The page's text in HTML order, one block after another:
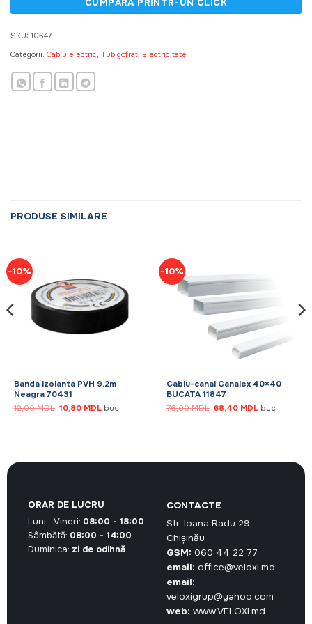
SKU: 10647
Categorii: Cablu electric, Tub gofrat, Electricitate
PRODUSE SIMILARE
-10%
Banda izolanta PVH 9.2m
Neagra 70431
12,00MDL Prețul
inițial
10,80 MDLPrețul
buc
-10%
Cablu-canal Canalex 40×40
BUCATA 11847
76,00MDL Prețul
inițial
68,40 MDLPrețul
buc
CONTACTE
Str. Ioana Radu 29,
Chișinău
GSM: 060 44 22 77
email: office@veloxi.md
email:
veloxigrup@yahoo.com
web: www.VELOXI.md
ORAR DE LUCRU
Luni - Vineri: 08:00 - 18:00
Sâmbătă: 08:00 - 14:00
Duminica: zi de odihnă